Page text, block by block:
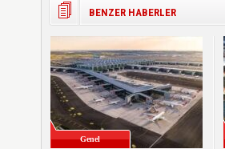
BENZER HABERLER
Genel